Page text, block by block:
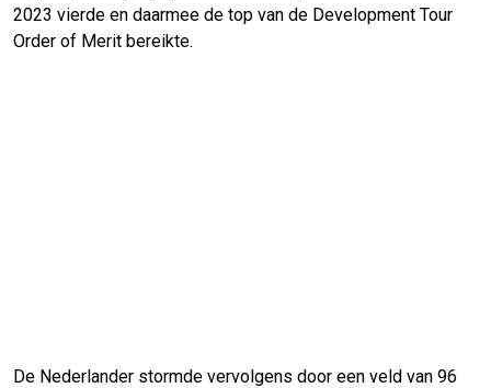
2023 vierde en daarmee de top van de Development Tour
Order of Merit bereikte.
De Nederlander stormde vervolgens door een veld van 96